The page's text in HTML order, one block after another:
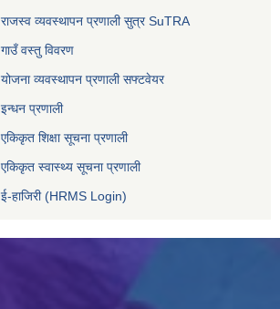
राजस्व व्यवस्थापन प्रणाली सुत्र SuTRA
गाउँ वस्तु विवरण
योजना व्यवस्थापन प्रणाली सफ्टवेयर
इन्धन प्रणाली
एकिकृत शिक्षा सूचना प्रणाली
एकिकृत स्वास्थ्य सूचना प्रणाली
ई-हाजिरी (HRMS Login)